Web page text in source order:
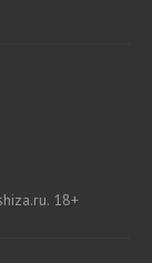
18+